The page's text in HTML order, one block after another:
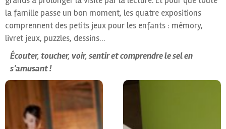
la famille passe un bon moment, les quatre expositions
comprennent des petits jeux pour les enfants : mémory,
livret jeux, puzzles, dessins…
Écouter, toucher, voir, sentir et comprendre le sel en
s’amusant !